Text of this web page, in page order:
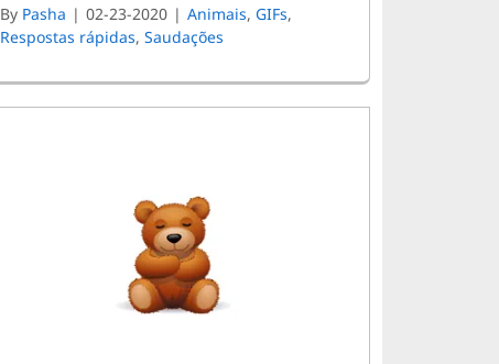
By Pasha | 02-23-2020 | Animais, GIFs,
Respostas rápidas, Saudações